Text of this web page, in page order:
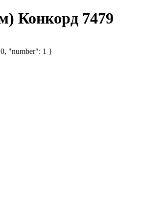
Конкорд 7479
"number": 1 }